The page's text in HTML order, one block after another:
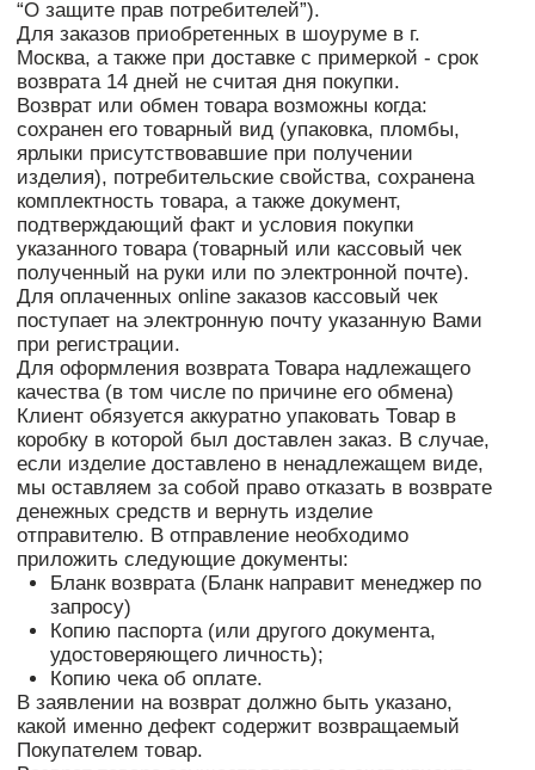
заявлении на возврат, либо лицу,
уполномоченному на получение денежных
средств нотариально удостоверенной
доверенностью.
ВЕРНУТЬСЯ НАЗАД
КАТАЛОГ LOOKBOOK О
Секретные распродажи и специальные
предложения только для подписчиков рассылки
Введите ваш e-mail:
новостную рассылку
ПОДПИСАТЬСЯ
Нажимая на кнопку «Подписаться», я соглашаюсь на обработку моих
персональных данных и ознакомлен(а) с условиями
конфиденциальности
Политика конфиденциальности
© 2024
Все права защищены BYBIOL
ИП Басенцян Ольга Евгеньевна
E-mail: info@bybiol.ru
УЗНАВАЙ НОВОСТИ,
ПЕРВЫМ!